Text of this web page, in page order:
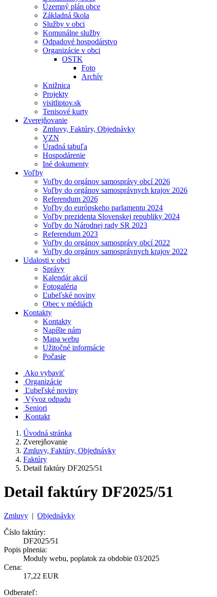
Územný plán obce
Základná škola
Služby v obci
Komunálne služby
Odpadové hospodárstvo
Organizácie v obci
OSTK
Foto
Archív
Knižnica
Projekty
visitliptov.sk
Tenisové kurty
Zverejňovanie
Zmluvy, Faktúry, Objednávky
VZN
Úradná tabuľa
Hospodárenie
Iné dokumenty
Voľby
Voľby do orgánov samosprávy obcí 2026
Voľby do orgánov samosprávnych krajov 2026
Referendum 2026
Voľby do európskeho parlamentu 2024
Voľby prezidenta Slovenskej republiky 2024
Voľby do Národnej rady SR 2023
Referendum 2023
Voľby do orgánov samosprávy obcí 2022
Voľby do orgánov samosprávnych krajov 2022
Udalosti v obci
Správy
Kalendár akcií
Fotogaléria
Ľubeľské noviny
Obec v médiách
Kontakty
Kontakty
Napíšte nám
Mapa webu
Užitočné informácie
Počasie
Ako vybaviť
Organizácie
Ľubeľské noviny
Vývoz odpadu
Seniori
Kontakt
Úvodná stránka
Zverejňovanie
Zmluvy, Faktúry, Objednávky
Faktúry
Detail faktúry DF2025/51
Detail faktúry DF2025/51
Zmluvy | Objednávky
Číslo faktúry:
DF2025/51
Popis plnenia:
Moduly webu, poplatok za obdobie 03/2025
Cena:
17,22 EUR
Odberateľ: